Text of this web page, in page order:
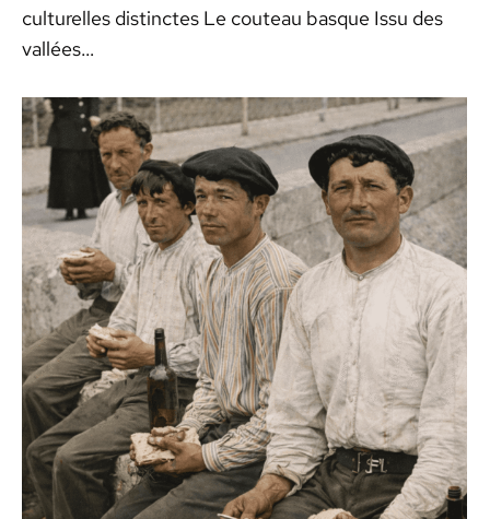
culturelles distinctes Le couteau basque Issu des
vallées…